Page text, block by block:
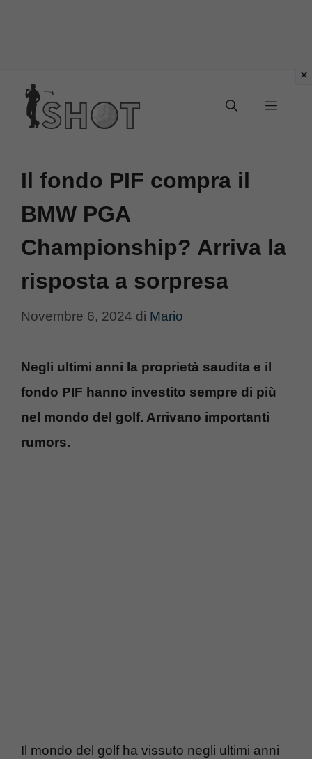
contenuto
Menu
Il fondo PIF compra il
BMW PGA
Championship? Arriva la
risposta a sorpresa
Novembre 6, 2024 di Mario
Negli ultimi anni la proprietà saudita e il
fondo PIF hanno investito sempre di più
nel mondo del golf. Arrivano importanti
rumors.
Il mondo del golf ha vissuto negli ultimi anni